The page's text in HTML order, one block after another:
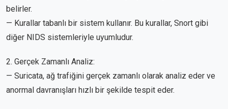
belirler.
— Kurallar tabanlı bir sistem kullanır. Bu kurallar, Snort gibi
diğer NIDS sistemleriyle uyumludur.
2. Gerçek Zamanlı Analiz:
— Suricata, ağ trafiğini gerçek zamanlı olarak analiz eder ve
anormal davranışları hızlı bir şekilde tespit eder.